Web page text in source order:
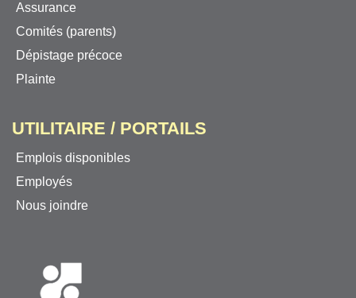
Assurance
Comités (parents)
Dépistage précoce
Plainte
UTILITAIRE / PORTAILS
Emplois disponibles
Employés
Nous joindre